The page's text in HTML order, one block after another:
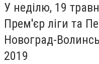
У неділю, 19
Прем'єр ліги та
Новоград-
2019